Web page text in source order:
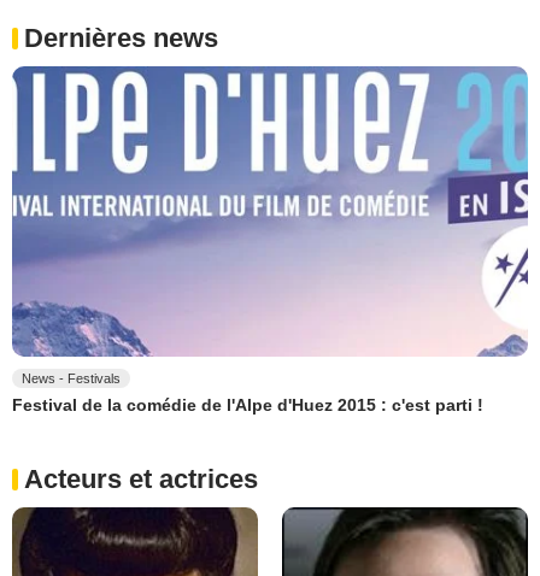
Dernières news
News - Festivals
Festival de la comédie de l'Alpe d'Huez 2015 : c'est parti !
Acteurs et actrices